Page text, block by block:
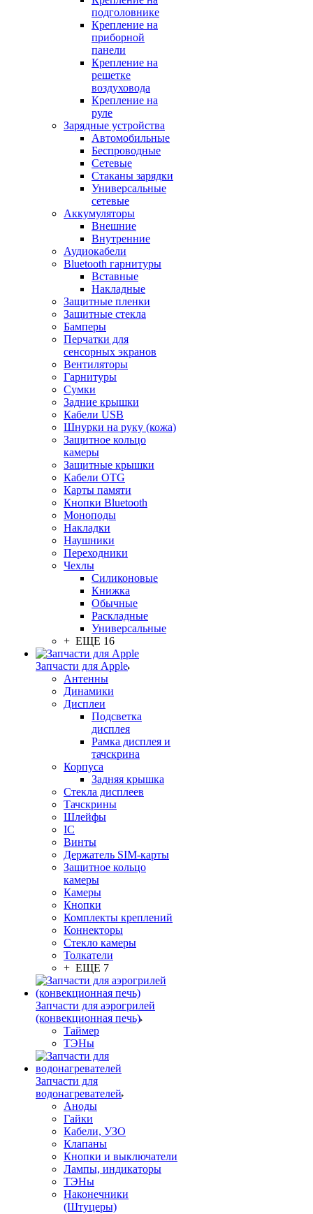
подголовнике
Крепление на
приборной
панели
Крепление на
решетке
воздуховода
Крепление на
руле
Зарядные устройства
Автомобильные
Беспроводные
Сетевые
Стаканы зарядки
Универсальные
сетевые
Аккумуляторы
Внешние
Внутренние
Аудиокабели
Bluetooth гарнитуры
Вставные
Накладные
Защитные пленки
Защитные стекла
Бамперы
Перчатки для
сенсорных экранов
Вентиляторы
Гарнитуры
Сумки
Задние крышки
Кабели USB
Шнурки на руку (кожа)
Защитное кольцо
камеры
Защитные крышки
Кабели OTG
Карты памяти
Кнопки Bluetooth
Моноподы
Накладки
Наушники
Переходники
Чехлы
Силиконовые
Книжка
Обычные
Раскладные
Универсальные
+ ЕЩЕ 16
Запчасти для Apple
Антенны
Динамики
Дисплеи
Подсветка
дисплея
Рамка дисплея и
тачскрина
Корпуса
Задняя крышка
Стекла дисплеев
Тачскрины
Шлейфы
IC
Винты
Держатель SIM-карты
Защитное кольцо
камеры
Камеры
Кнопки
Комплекты креплений
Коннекторы
Стекло камеры
Толкатели
+ ЕЩЕ 7
Запчасти для аэрогрилей
(конвекционная печь)
Таймер
ТЭНы
Запчасти для
водонагревателей
Аноды
Гайки
Кабели, УЗО
Клапаны
Кнопки и выключатели
Лампы, индикаторы
ТЭНы
Наконечники
(Штуцеры)